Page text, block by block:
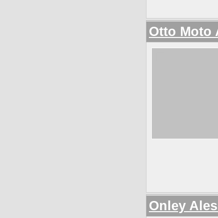
Otto Moto
Onley